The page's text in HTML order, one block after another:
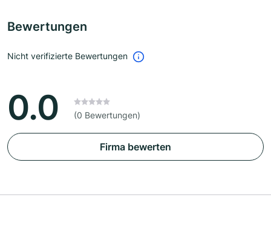
Bewertungen
Nicht verifizierte Bewertungen
0.0 (0 Bewertungen)
Firma bewerten